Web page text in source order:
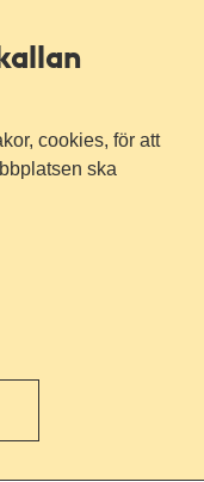
cookies, för att
ska